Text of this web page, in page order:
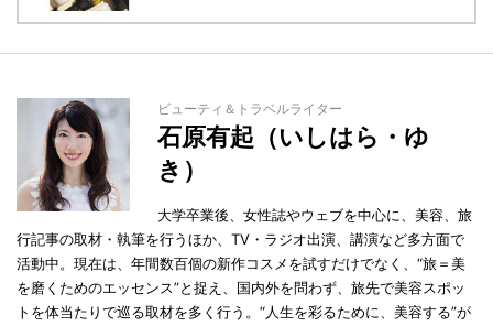
ビューティ＆トラベルライター
石原有起（いしはら・ゆ
き）
大学卒業後、女性誌やウェブを中心に、美容、旅
行記事の取材・執筆を行うほか、TV・ラジオ出演、講演など多方面で
活動中。現在は、年間数百個の新作コスメを試すだけでなく、“旅＝美
を磨くためのエッセンス”と捉え、国内外を問わず、旅先で美容スポッ
トを体当たりで巡る取材を多く行う。“人生を彩るために、美容する”が